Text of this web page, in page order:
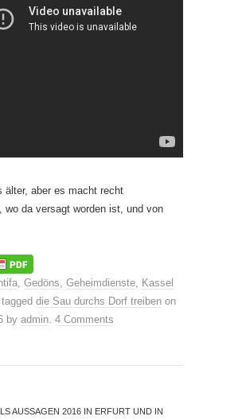
älter, aber es macht recht
wo da versagt worden ist, und von
, Gedöns, Geheimdienste, Kassel
die Sau durchs Dorf treiben on
by admin. 4 Comments
AUSSAGEN 2016 IN ERFURT UND IN